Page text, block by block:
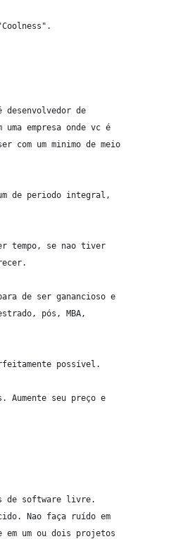
desenvolvedor de
empresa onde vc é
com um minimo de meio
de periodo integral,
tempo, se nao tiver
de ser ganancioso e
pós, MBA,
possível.
Aumente seu preço e
de software livre.
Nao faça ruído em
um ou dois projetos